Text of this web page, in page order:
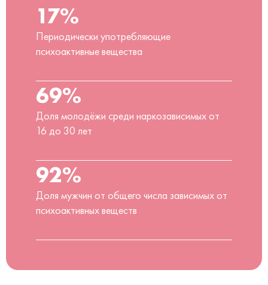
17%
Периодически употребляющие
психоактивные вещества
69%
Доля молодёжи среди наркозависимых от
16 до 30 лет
92%
Доля мужчин от общего числа зависимых от
психоактивных веществ